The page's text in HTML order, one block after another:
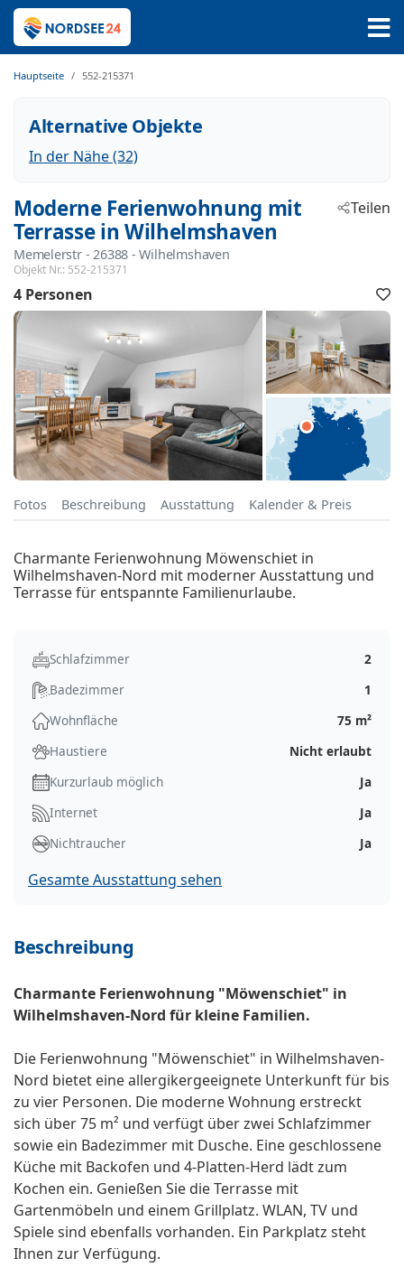
Hauptseite 552-215371
Alternative Objekte
In der Nähe (32)
Moderne Ferienwohnung mit
Terrasse in Wilhelmshaven
Memelerstr - 26388 - Wilhelmshaven
Objekt Nr.: 552-215371
Teilen
4 Personen
Fotos Beschreibung Ausstattung Kalender & Preis
Charmante Ferienwohnung Möwenschiet in
Wilhelmshaven-Nord mit moderner Ausstattung und
Terrasse für entspannte Familienurlaube.
Schlafzimmer
2
Badezimmer
1
Wohnfläche
75 m²
Haustiere
Nicht erlaubt
Kurzurlaub möglich
Ja
Internet
Ja
Nichtraucher
Ja
Gesamte Ausstattung sehen
Beschreibung
Charmante Ferienwohnung "Möwenschiet" in
Wilhelmshaven-Nord für kleine Familien.
Die Ferienwohnung "Möwenschiet" in Wilhelmshaven-
Nord bietet eine allergikergeeignete Unterkunft für bis
zu vier Personen. Die moderne Wohnung erstreckt
sich über 75 m² und verfügt über zwei Schlafzimmer
sowie ein Badezimmer mit Dusche. Eine geschlossene
Küche mit Backofen und 4-Platten-Herd lädt zum
Kochen ein. Genießen Sie die Terrasse mit
Gartenmöbeln und einem Grillplatz. WLAN, TV und
Spiele sind ebenfalls vorhanden. Ein Parkplatz steht
Ihnen zur Verfügung.